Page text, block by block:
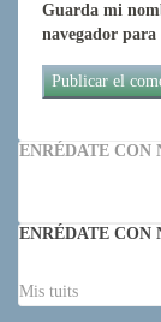
Guarda mi
navegador para
ENRÉDATE CON
ENRÉDATE CON
Mis tuits